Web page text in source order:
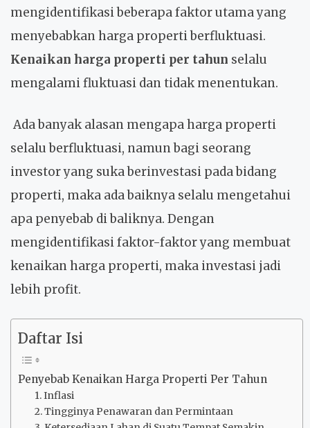
mengidentifikasi beberapa faktor utama yang
menyebabkan harga properti berfluktuasi.
Kenaikan harga properti per tahun selalu
mengalami fluktuasi dan tidak menentukan.
Ada banyak alasan mengapa harga properti
selalu berfluktuasi, namun bagi seorang
investor yang suka berinvestasi pada bidang
properti, maka ada baiknya selalu mengetahui
apa penyebab di baliknya. Dengan
mengidentifikasi faktor-faktor yang membuat
kenaikan harga properti, maka investasi jadi
lebih profit.
Daftar Isi
Penyebab Kenaikan Harga Properti Per Tahun
1. Inflasi
2. Tingginya Penawaran dan Permintaan